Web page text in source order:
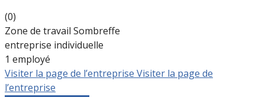
(0)
Zone de travail Sombreffe
entreprise individuelle
1 employé
Visiter la page de l’entreprise Visiter la page de
l’entreprise